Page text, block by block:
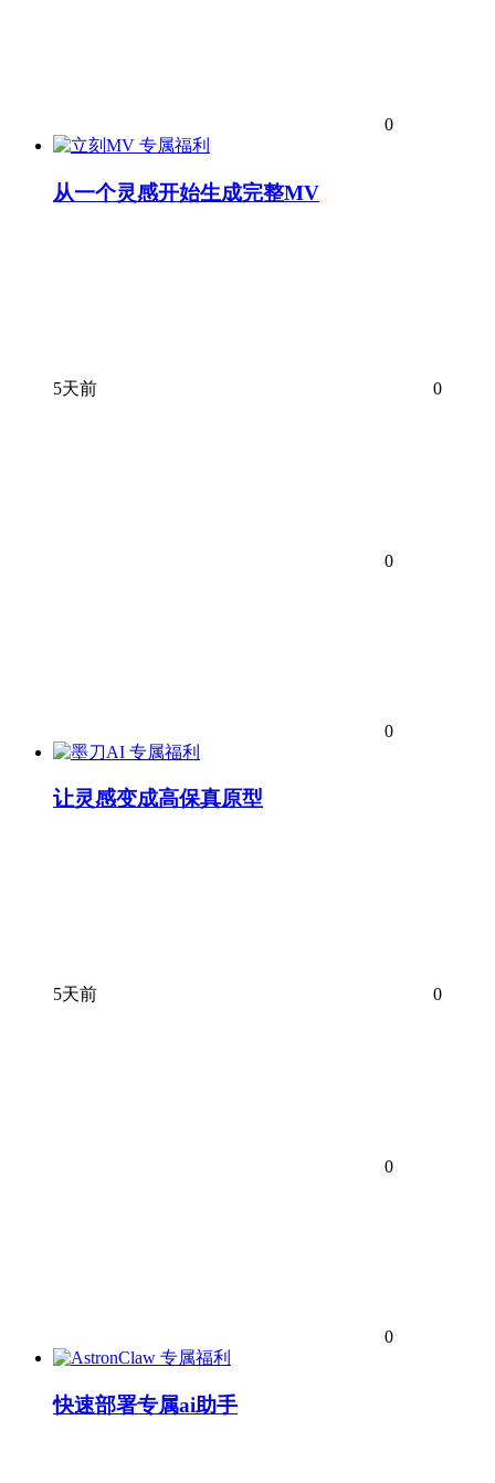
0
专属福利
从一个灵感开始生成完整MV
5天前 0
0
0
专属福利
让灵感变成高保真原型
5天前 0
0
0
专属福利
快速部署专属ai助手